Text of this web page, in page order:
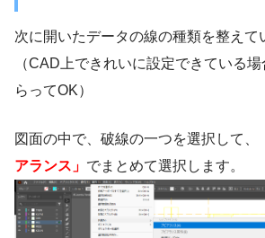
次に開いたデータの線の種類を整えて
（CAD上できれいに設定できている
らってOK）
図面の中で、破線の一つを選択して、
アランス」 でまとめて選択します。